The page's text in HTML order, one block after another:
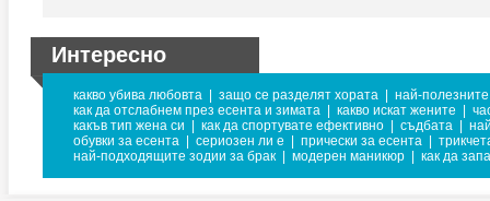
Интересно
какво убива любовта защо се разделят хората
най-
как да отслабнем през есента и зимата
какво искат жените
какъв тип жена си
как да спортувате ефективно съдбата
обувки за есента
сериозен ли е прически за есента
най-подходящите зодии за брак
модерен маникюр как да